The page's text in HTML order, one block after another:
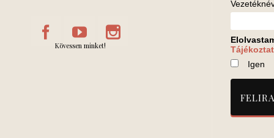
Kövessen minket!
Igen